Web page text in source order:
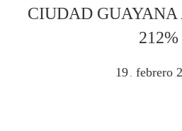
CIUDAD
212%
19 . febrero